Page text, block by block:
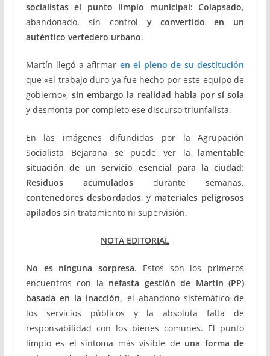
socialistas el punto limpio municipal: Colapsado,
abandonado, sin control y
convertido en un
auténtico vertedero urbano.
Martín llegó a afirmar en el pleno de su destitución
que «el trabajo duro ya fue hecho por este equipo de
gobierno», sin embargo la realidad habla por sí sola
y desmonta por completo ese discurso triunfalista.
En las imágenes difundidas por la Agrupación
Socialista Bejarana se puede ver la lamentable
situación de un servicio esencial para la ciudad:
Residuos acumuladosdurante semanas,
contenedores desbordados, y materiales peligrosos
apiladossin tratamiento ni supervisión.
NOTA EDITORIAL
No es ninguna sorpresa. Estos son los primeros
encuentros con la nefasta gestión de Martín (PP)
basada en la inacción, el abandono sistemático de
los servicios públicos y la absoluta falta de
responsabilidad con los bienes comunes. El punto
limpio es el síntoma más visible de una forma de